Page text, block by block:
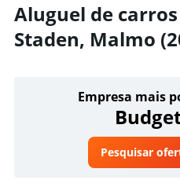
Aluguel de
Staden, Malmo
Empresa mais
Pesquisar